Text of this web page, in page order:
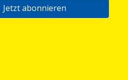
Jetzt abonnieren